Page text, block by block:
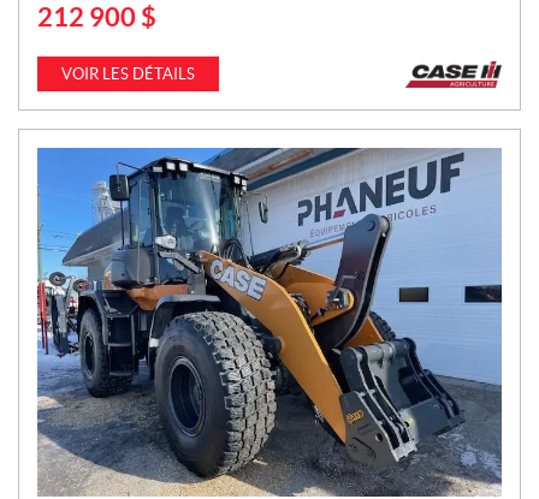
P
X
:
212 900 $
VOIR LES DÉTAILS